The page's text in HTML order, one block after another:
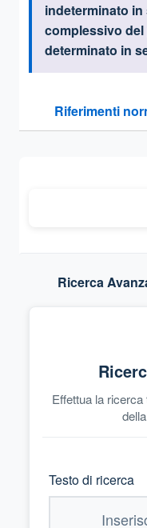
indeterminato
complessivo
determinato in
Riferimenti
Sezione compressa
Ricerca
Effettua la
Testo di ricerca